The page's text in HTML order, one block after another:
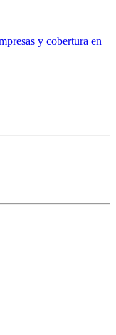
y cobertura en